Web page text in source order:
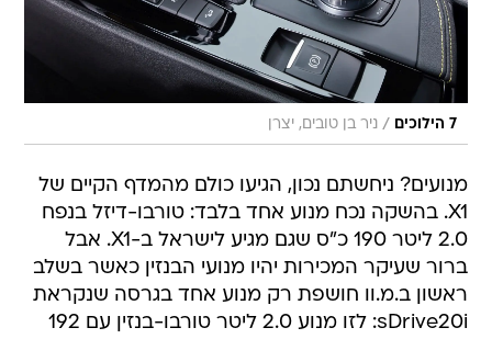
7 הילוכים / ניר בן טובים, יצרן
מנועים? ניחשתם נכון, הגיעו כולם מהמדף הקיים של
X1. בהשקה נכח מנוע אחד בלבד: טורבו-דיזל בנפח
2.0 ליטר 190 כ"ס שגם מגיע לישראל ב-X1. אבל
ברור שעיקר המכירות יהיו מנועי הבנזין כאשר בשלב
ראשון ב.מ.וו חושפת רק מנוע אחד בגרסה שנקראת
sDrive20i: לזו מנוע 2.0 ליטר טורבו-בנזין עם 192